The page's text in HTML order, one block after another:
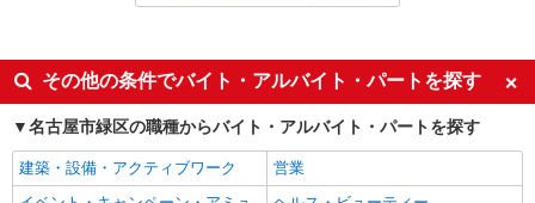
未経験歓迎
ミドル（40代～）活躍中
ボーナス・賞与あり
車通勤OK
交通費支給
社会保険あり
産休・育休取得実績あり
その他の条件でバイト・アルバイト・パートを探す
名古屋市緑区の職種からバイト・アルバイト・パートを探す
建築・設備・アクティブワーク
営業